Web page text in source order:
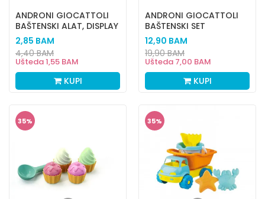
ANDRONI GIOCATTOLI
BAŠTENSKI ALAT, DISPLAY
2,85 BAM
Ušteda1,55 BAM
4,40BAM
KUPI
ANDRONI GIOCATTOLI
BAŠTENSKI SET
12,90 BAM
Ušteda 7,00 BAM
19,90BAM
KUPI
35% 35%